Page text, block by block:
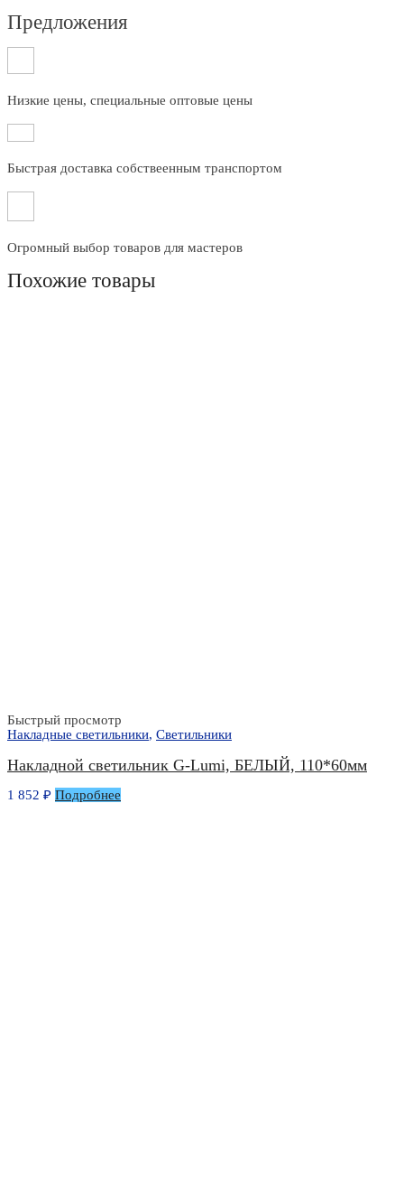
Предложения
Низкие цены, специальные оптовые цены
Быстрая доставка собствеенным транспортом
Огромный выбор товаров для мастеров
Похожие товары
Быстрый просмотр
Накладные светильники, Светильники
Накладной светильник G-Lumi, БЕЛЫЙ, 110*60мм
1 852 ₽ Подробнее